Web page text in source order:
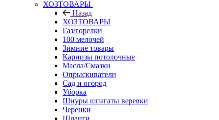
ХОЗТОВАРЫ
Назад
ХОЗТОВАРЫ
Газ/горелки
100 мелочей
Зимние товары
Карнизы потолочные
Масла/Смазки
Опрыскиватели
Сад и огород
Уборка
Шнуры шпагаты веревки
Черенки
Шланги